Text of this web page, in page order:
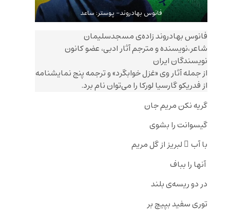
فانوس بهادروند- پوستر: ساعد
فانوس بهادروند زاده‌ی مسجدسلیمان
شاعر،نویسنده و مترجم آثار ادبی، عضو کانون
نویسندگان ایران
از جمله آثار وی «غزل خوابگرد» و ترجمه پنج نمایشنامه
از فدریکو گارسیا لورکا را می‌توان نام برد.
گریه نکن مریم جان
گیسو‌‌انت را بشوی
با آب ِ لبریز از گل مریم
آنها را بباف
در دو ریسه‌ی بلند
توری سفید بپیچ بر